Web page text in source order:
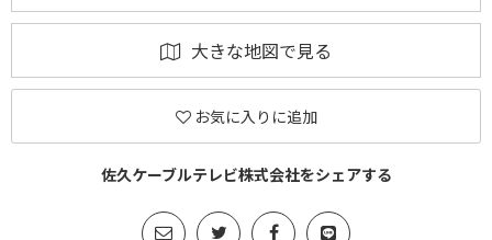
大きな地図で見る
お気に入りに追加
佐久ケーブルテレビ株式会社をシェアする